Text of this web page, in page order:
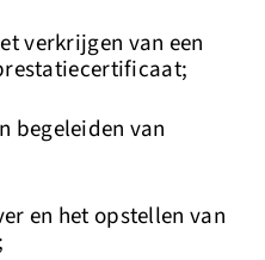
van een
van
het opstellen van